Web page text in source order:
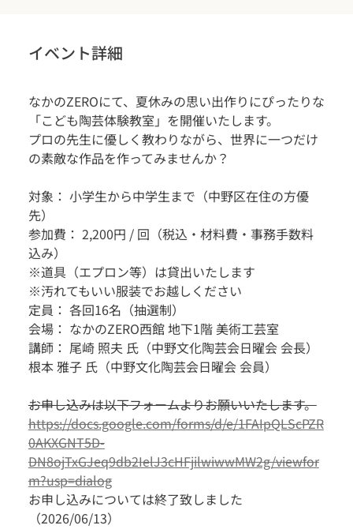
イベント詳細
なかのZEROにて、夏休みの思い出作りにぴったりな
「こども陶芸体験教室」を開催いたします。
プロの先生に優しく教わりながら、世界に一つだけ
の素敵な作品を作ってみませんか？
対象： 小学生から中学生まで（中野区在住の方優
先）
参加費： 2,200円 / 回（税込・材料費・事務手数料
込み）
※道具（エプロン等）は貸出いたします
※汚れてもいい服装でお越しください
定員： 各回16名（抽選制）
会場： なかのZERO西館 地下1階 美術工芸室
講師： 尾崎 照夫 氏（中野文化陶芸会日曜会 会長）
根本 雅子 氏（中野文化陶芸会日曜会 会員）
お申し込みは以下フォームよりお願いいたします。
https://docs.google.com/forms/d/e/1FAIpQLScPZR
0AKXGNT5D-
DN8ojTxGJeq9db2IelJ3cHFjilwiwwMW2g/viewfor
m?usp=dialog
お申し込みについては終了致しました
（2026/06/13）